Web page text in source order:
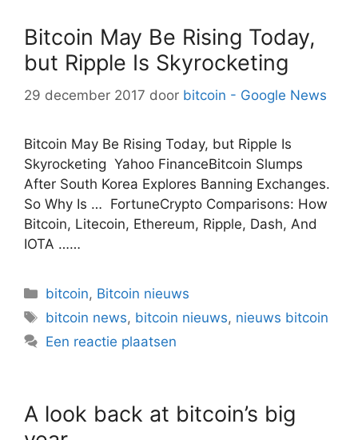
Bitcoin May Be Rising Today,
but Ripple Is Skyrocketing
29 december 2017 door bitcoin - Google News
Bitcoin May Be Rising Today, but Ripple Is
Skyrocketing Yahoo FinanceBitcoin Slumps
After South Korea Explores Banning Exchanges.
So Why Is … FortuneCrypto Comparisons: How
Bitcoin, Litecoin, Ethereum, Ripple, Dash, And
IOTA ……
Categorieën
bitcoin, Bitcoin nieuws
Tags
bitcoin news, bitcoin nieuws, nieuws bitcoin
Een reactie plaatsen
A look back at bitcoin’s big